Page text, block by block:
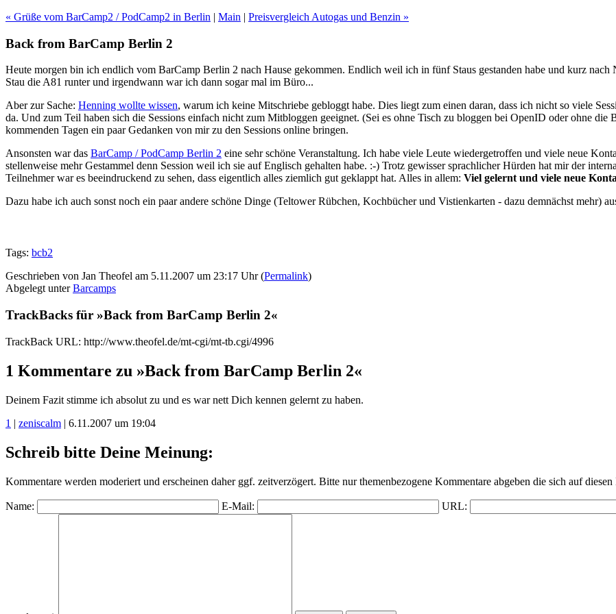
« Grüße vom BarCamp2 / PodCamp2 in Berlin | Main | Preisvergleich Autogas und Benzin »
Back from BarCamp Berlin 2
Heute morgen bin ich endlich vom BarCamp Berlin 2 nach Hause gekommen. Endlich weil ich in fünf Staus gestanden habe und kurz
Stau die A81 runter und irgendwann war ich dann sogar mal im Büro...
Aber zur Sache: Henning wollte wissen, warum ich keine Mitschriebe gebloggt habe. Dies liegt zum einen daran, dass ich nicht so viele
da. Und zum Teil haben sich die Sessions einfach nicht zum Mitbloggen geeignet. (Sei es ohne Tisch zu bloggen bei OpenID oder ohne
kommenden Tagen ein paar Gedanken von mir zu den Sessions online bringen.
Ansonsten war das BarCamp / PodCamp Berlin 2 eine sehr schöne Veranstaltung. Ich habe viele Leute wiedergetroffen und viele neue
stellenweise mehr Gestammel denn Session weil ich sie auf Englisch gehalten habe. :-) Trotz gewisser sprachlicher Hürden hat mir der
Teilnehmer war es beeindruckend zu sehen, dass eigentlich alles ziemlich gut geklappt hat. Alles in allem: Viel gelernt und viele neue
Dazu habe ich auch sonst noch ein paar andere schöne Dinge (Teltower Rübchen, Kochbücher und Vistienkarten - dazu demnächst mehr)
Tags: bcb2
Geschrieben von Jan Theofel am 5.11.2007 um 23:17 Uhr (Permalink)
Abgelegt unterBarcamps
TrackBacks für »Back from BarCamp Berlin 2«
TrackBack URL: http://www.theofel.de/mt-cgi/mt-tb.cgi/4996
1 Kommentare zu »Back from BarCamp Berlin 2«
Deinem Fazit stimme ich absolut zu und es war nett Dich kennen gelernt zu haben.
1 | zeniscalm | 6.11.2007 um 19:04
Schreib bitte Deine Meinung:
Kommentare werden moderiert und erscheinen daher ggf. zeitverzögert. Bitte nur themenbezogene Kommentare abgeben die sich auf diesen
Name: E-Mail: URL: